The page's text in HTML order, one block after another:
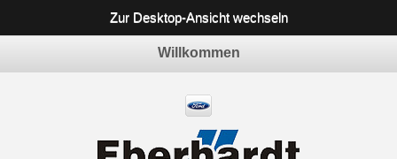
Zur Desktop-Ansicht wechseln
Willkommen